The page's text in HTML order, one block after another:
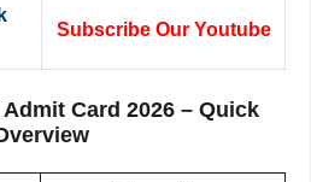
Subscribe Our Youtube
Card 2026 – Quick